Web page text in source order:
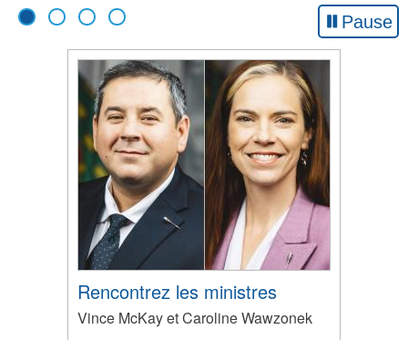
Facebook
Pause
Rencontrez les ministres
Vince McKay et Caroline Wawzonek